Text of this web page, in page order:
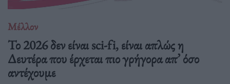
Μέλλον
Το 2026 δεν είναι sci-fi, είναι απλώς η
Δευτέρα που έρχεται πιο γρήγορα απ’ όσο
αντέχουμε